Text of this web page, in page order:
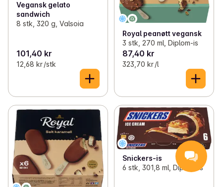
Vegansk gelato
sandwich
8 stk, 320 g, Valsoia
101,40 kr
12,68 kr /stk
Royal peanøtt vegansk
3 stk, 270 ml, Diplom-is
87,40 kr
323,70 kr /l
Snickers-is
6 stk, 301,8 ml, Diplom-is